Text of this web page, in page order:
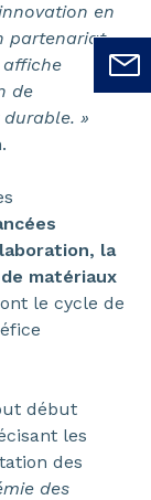
en
partenariat
affiche
de
»
la
matériaux
le cycle de
début
les
des
des